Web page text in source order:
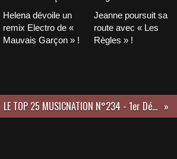
Helena dévoile un
remix Electro de «
Mauvais Garçon » !
Jeanne poursuit sa
route avec « Les
Règles » !
LE TOP 25 MUSICNATION N°234 - 1er Décembre 2019